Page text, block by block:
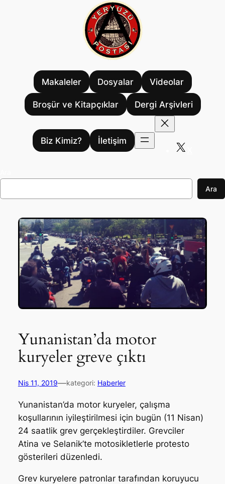
Makaleler Dosyalar Videolar
Broşür ve Kitapçıklar Dergi Arşivleri
Biz Kimiz?
İletişim
Ara
Yunanistan’da motor
kuryeler greve çıktı
Nis 11, 2019—kategori: Haberler
Yunanistan’da motor kuryeler, çalışma
koşullarının iyileştirilmesi için bugün (11 Nisan)
24 saatlik grev gerçekleştirdiler. Grevciler
Atina ve Selanik’te motosikletlerle protesto
gösterileri düzenledi.
Grev kuryelere patronlar tarafından koruyucu